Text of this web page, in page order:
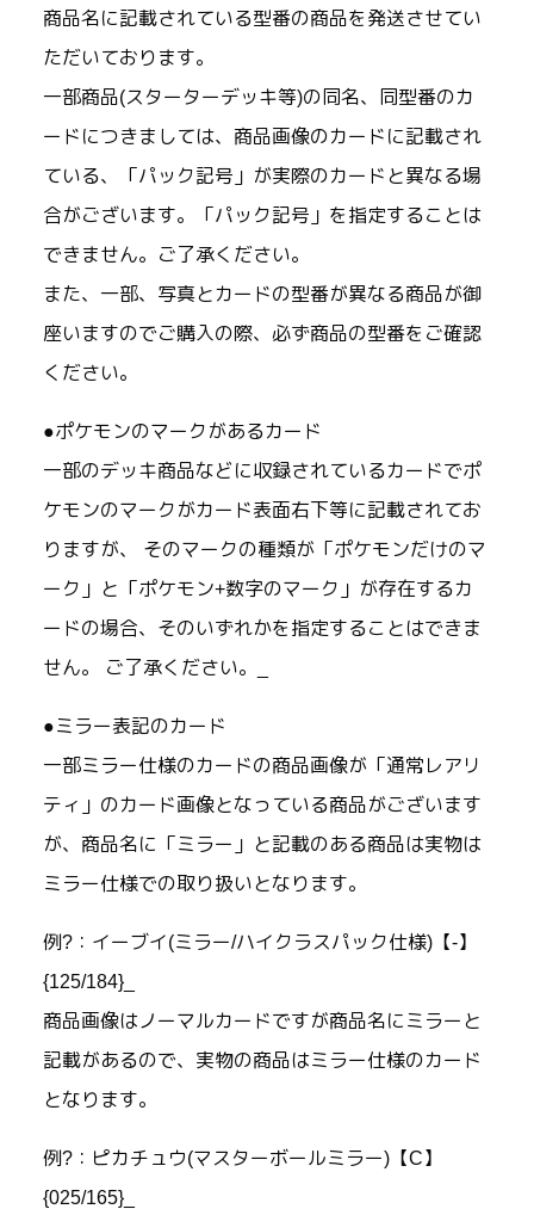
商品名に記載されている型番の商品を発送させてい
ただいております。
一部商品(スターターデッキ等)の同名、同型番のカ
ードにつきましては、商品画像のカードに記載され
ている、「パック記号」が実際のカードと異なる場
合がございます。「パック記号」を指定することは
できません。ご了承ください。
また、一部、写真とカードの型番が異なる商品が御
座いますのでご購入の際、必ず商品の型番をご確認
ください。
●ポケモンのマークがあるカード
一部のデッキ商品などに収録されているカードでポ
ケモンのマークがカード表面右下等に記載されてお
りますが、 そのマークの種類が「ポケモンだけのマ
ーク」と「ポケモン+数字のマーク」が存在するカ
ードの場合、そのいずれかを指定することはできま
せん。 ご了承ください。_
●ミラー表記のカード
一部ミラー仕様のカードの商品画像が「通常レアリ
ティ」のカード画像となっている商品がございます
が、商品名に「ミラー」と記載のある商品は実物は
ミラー仕様での取り扱いとなります。
例?：イーブイ(ミラー/ハイクラスパック仕様)【-】
{125/184}_
商品画像はノーマルカードですが商品名にミラーと
記載があるので、実物の商品はミラー仕様のカード
となります。
例?：ピカチュウ(マスターボールミラー)【C】
{025/165}_